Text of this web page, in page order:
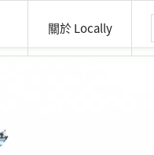
關於 Locally